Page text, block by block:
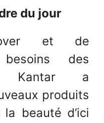
du jour
et de
des
Kantar a
produits
beauté d’ici